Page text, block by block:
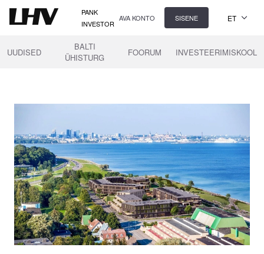
PANK
INVESTOR
AVA KONTO SISENE ET
UUDISED
BALTI
ÜHISTURG
FOORUM INVESTEERIMISKOOL